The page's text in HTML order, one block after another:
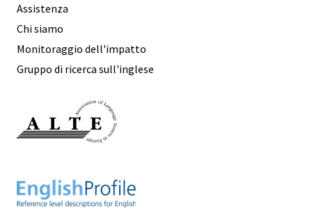
Assistenza
Chi siamo
Monitoraggio dell'impatto
Gruppo di ricerca sull'inglese